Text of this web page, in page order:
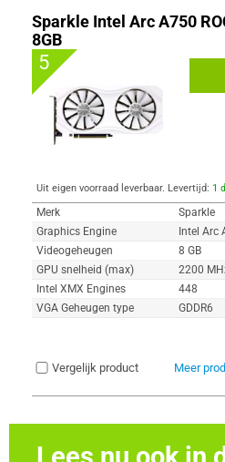
Sparkle Intel Arc A750
8GB
5
Uit eigen voorraad leverbaar. Levertijd: 1
Merk
Sparkle
Graphics Engine
Intel Arc
Videogeheugen
8 GB
GPU snelheid (max)
2200
Intel XMX Engines
448
VGA Geheugen type
GDDR6
Vergelijk product Meer